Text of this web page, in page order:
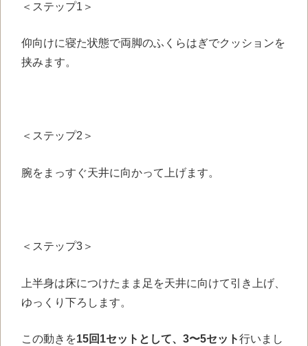
＜ステップ1＞
仰向けに寝た状態で両脚のふくらはぎでクッションを
挟みます。
＜ステップ2＞
腕をまっすぐ天井に向かって上げます。
＜ステップ3＞
上半身は床につけたまま足を天井に向けて引き上げ、
ゆっくり下ろします。
この動きを15回1セットとして、3〜5セット行いまし